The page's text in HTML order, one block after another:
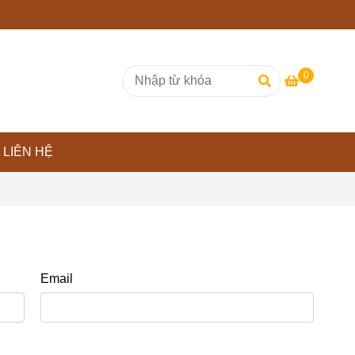
0
LIÊN HỆ
Email